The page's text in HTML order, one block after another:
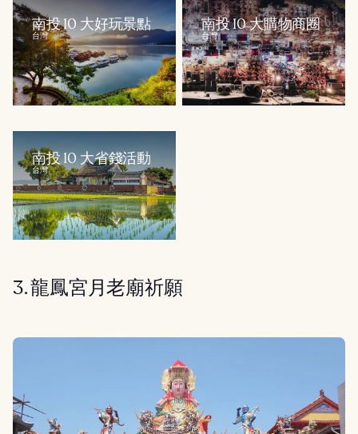
南投 10 大好玩景點
台灣
南投 10 大購物商圈
台灣
南投 10 大省錢活動
台灣
3. 龍鳳宮月老廟祈願